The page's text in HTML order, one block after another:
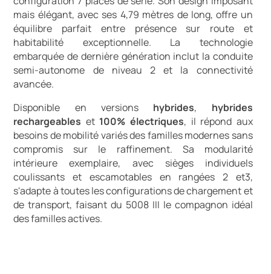
mais élégant, avec ses 4,79 mètres de long, offre un
équilibre parfait entre présence sur route et
habitabilité exceptionnelle. La technologie
embarquée de dernière génération inclut la conduite
semi-autonome de niveau 2 et la connectivité
avancée.
Disponible en versions hybrides, hybrides
rechargeables et 100% électriques, il répond aux
besoins de mobilité variés des familles modernes sans
compromis sur le raffinement. Sa modularité
intérieure exemplaire, avec sièges individuels
coulissants et escamotables en rangées 2 et3,
s'adapte à toutes les configurations de chargement et
de transport, faisant du 5008 III le compagnon idéal
des familles actives.